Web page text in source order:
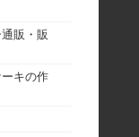
販・販
キの作